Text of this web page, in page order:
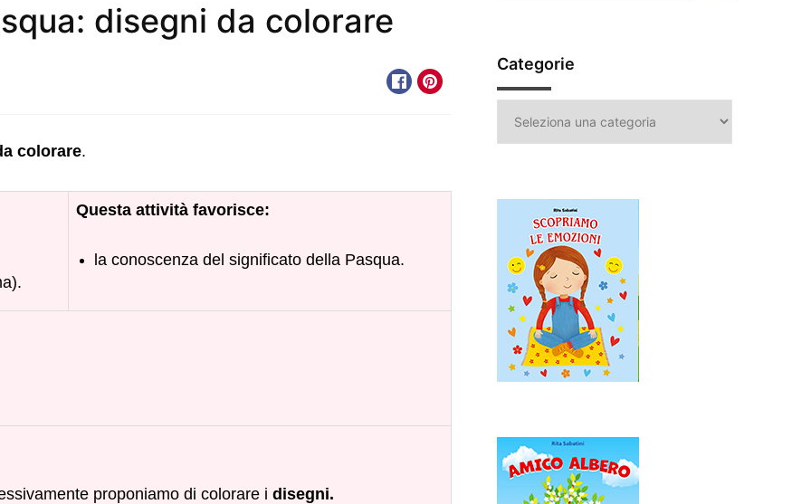
disegni da colorare
colorare.
Questa attività favorisce:
la conoscenza del significato della Pasqua.
proponiamo di colorare i disegni.
Categorie